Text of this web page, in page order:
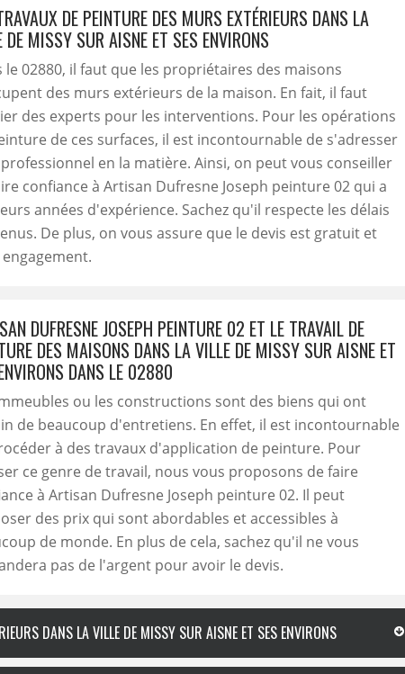
DE PEINTURE DES MURS EXTÉRIEURS DANS LA
DE MISSY SUR AISNE ET SES ENVIRONS
le 02880, il faut que les propriétaires des maisons
des murs extérieurs de la maison. En fait, il faut
des experts pour les interventions. Pour les opérations
de ces surfaces, il est incontournable de s'adresser
en la matière. Ainsi, on peut vous conseiller
confiance à Artisan Dufresne Joseph peinture 02 qui a
années d'expérience. Sachez qu'il respecte les délais
De plus, on vous assure que le devis est gratuit et
engagement.
DUFRESNE JOSEPH PEINTURE 02 ET LE TRAVAIL DE
DES MAISONS DANS LA VILLE DE MISSY SUR AISNE ET
DANS LE 02880
ou les constructions sont des biens qui ont
de beaucoup d'entretiens. En effet, il est incontournable
à des travaux d'application de peinture. Pour
ce genre de travail, nous vous proposons de faire
à Artisan Dufresne Joseph peinture 02. Il peut
des prix qui sont abordables et accessibles à
de monde. En plus de cela, sachez qu'il ne vous
pas de l'argent pour avoir le devis.
DANS LA VILLE DE MISSY SUR AISNE ET SES ENVIRONS